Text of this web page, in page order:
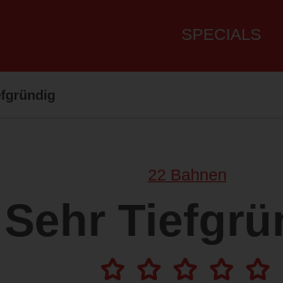
Hauptmenü
SPECIALS
22 Bahnen
Sehr